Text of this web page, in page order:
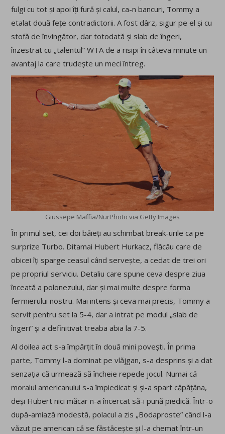
fulgi cu tot și apoi îți fură și calul, ca-n bancuri, Tommy a
etalat două fețe contradictorii. A fost dârz, sigur pe el și cu
stofă de învingător, dar totodată și slab de îngeri,
înzestrat cu „talentul” WTA de a risipi în câteva minute un
avantaj la care trudește un meci întreg.
Giussepe Maffia/NurPhoto via Getty Images
În primul set, cei doi băieți au schimbat break-urile ca pe
surprize Turbo. Ditamai Hubert Hurkacz, flăcău care de
obicei îți sparge ceasul când servește, a cedat de trei ori
pe propriul serviciu. Detaliu care spune ceva despre ziua
înceată a polonezului, dar și mai multe despre forma
fermierului nostru. Mai intens și ceva mai precis, Tommy a
servit pentru set la 5-4, dar a intrat pe modul „slab de
îngeri” și a definitivat treaba abia la 7-5.
Al doilea act s-a împărțit în două mini povești. În prima
parte, Tommy l-a dominat pe vlăjgan, s-a desprins și a dat
senzația că urmează să încheie repede jocul. Numai că
moralul americanului s-a împiedicat și și-a spart căpățâna,
deși Hubert nici măcar n-a încercat să-i pună piedică. Într-o
după-amiază modestă, polacul a zis „Bodaproste” când l-a
văzut pe american că se fâstâcește și l-a chemat într-un